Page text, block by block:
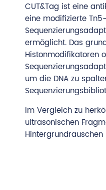
CUT&Tag ist eine
eine modifizierte
ermöglicht. Das
Histonmodifikatoren
um die DNA zu
Im Vergleich zu
ultrasonischen